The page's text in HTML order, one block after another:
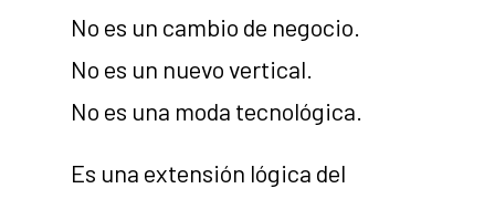
No es un cambio de negocio.
No es un nuevo vertical.
No es una moda tecnológica.
Es una extensión lógica del